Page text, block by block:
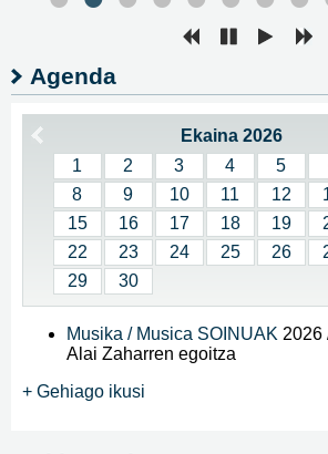
Agenda
Ekaina 2026
1
2 3 4 5
8
9 10 11 12
15
16 17 18 19
22
23 24 25 26
29
30
Musika / Musica SOINUAK 2026
Alai Zaharren egoitza
+ Gehiago ikusi